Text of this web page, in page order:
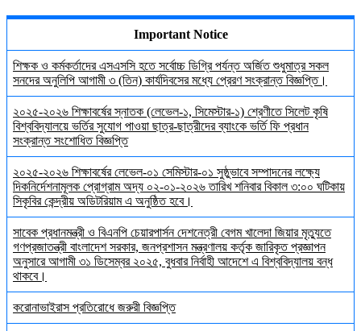
Important Notice
শিক্ষক ও কর্মকর্তাদের এসএসসি হতে সর্বোচ্চ ডিগ্রি পর্যন্ত অর্জিত শুধুমাত্র সকল
সনদের অনুলিপি আগামী ৩ (তিন) কার্যদিবসের মধ্যে প্রেরণ সংক্রান্ত বিজ্ঞপ্তি।
২০২৫-২০২৬ শিক্ষাবর্ষের স্নাতক (লেভেল-১, সিমেস্টার-১) শ্রেণীতে সিলেট কৃষি
বিশ্ববিদ্যালয়ে ভর্তির সুযোগ পাওয়া ছাত্র-ছাত্রীদের ব্যাংকে ভর্তি ফি প্রধান
সংক্রান্ত সংশোধিত বিজ্ঞপ্তি
২০২৫-২০২৬ শিক্ষাবর্ষের লেভেল-০১ সেমিস্টার-০১ সুষ্ঠুভাবে সম্পাদনের লক্ষ্যে
দিকনির্দেশনামূলক প্রোগ্রাম অদ্য ০২-০১-২০২৬ তারিখ শনিবার বিকাল ৩:০০ ঘটিকায়
সিকৃবির কেন্দ্রীয় অডিটরিয়াম এ অনুষ্ঠিত হবে।
সাবেক প্রধানমন্ত্রী ও বিএনপি চেয়ারপার্সন দেশনেত্রী বেগম খালেদা জিয়ার মৃত্যুতে
গণপ্রজাতন্ত্রী বাংলাদেশ সরকার, জনপ্রশাসন মন্ত্রণালয় কর্তৃক জারিকৃত প্রজ্ঞাপন
অনুসারে আগামী ৩১ ডিসেম্বর ২০২৫, বুধবার নির্বাহী আদেশে এ বিশ্ববিদ্যালয় বন্ধ
থাকবে।
করোনাভাইরাস প্রতিরোধে জরুরী বিজ্ঞপ্তি